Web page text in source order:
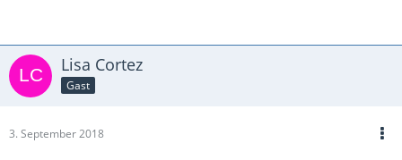
Lisa Cortez
Gast
3. September 2018